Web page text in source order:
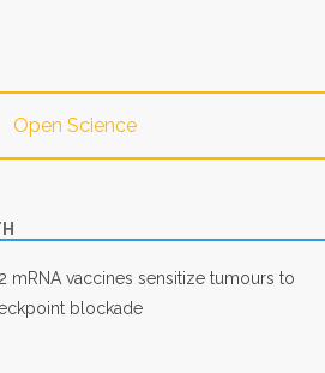
Open Science
mRNA vaccines sensitize tumours to
blockade